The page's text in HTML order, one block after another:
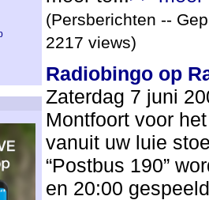
(Persberichten --
2217 views)
Radiobingo op
Zaterdag 7 juni
Montfoort voor
vanuit uw luie
“Postbus 190”
en 20:00